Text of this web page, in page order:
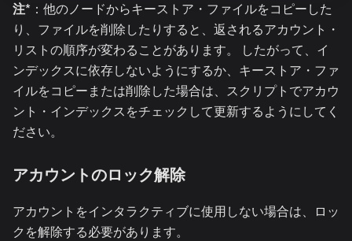
注*：他のノードからキーストア・ファイルをコピーした
り、ファイルを削除したりすると、返されるアカウント・
リストの順序が変わることがあります。 したがって、イ
ンデックスに依存しないようにするか、キーストア・ファ
イルをコピーまたは削除した場合は、スクリプトでアカウ
ント・インデックスをチェックして更新するようにしてく
ださい。
アカウントのロック解除
アカウントをインタラクティブに使用しない場合は、ロッ
クを解除する必要があります。